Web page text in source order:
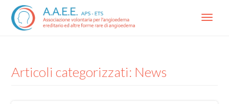
Menu
Articoli categorizzati: News